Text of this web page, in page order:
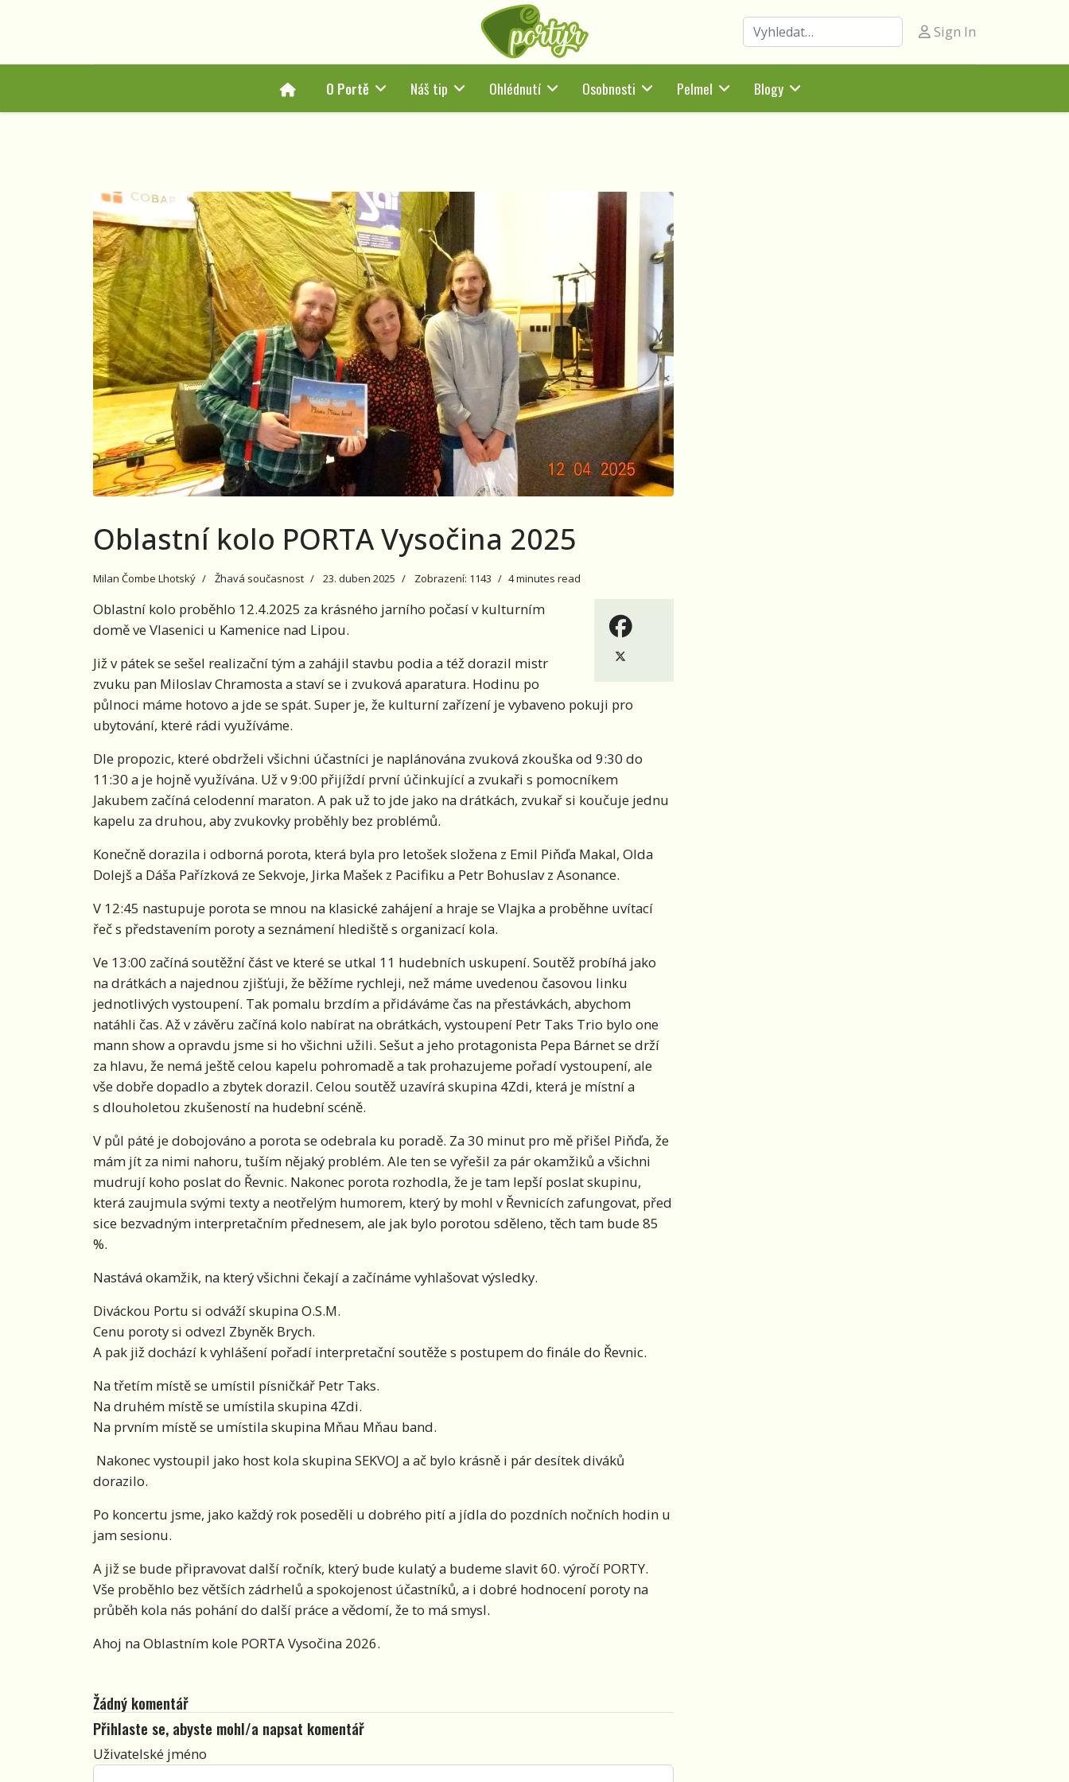
Hledat Sign In
HomeO Portě Náš tip Ohlédnutí Osobnosti Pelmel Blogy
Oblastní kolo PORTA Vysočina 2025
Milan Čombe Lhotský Žhavá současnost 23. duben 2025 Zobrazení: 1143 4 minutes read
Oblastní kolo proběhlo 12.4.2025 za krásného jarního počasí v kulturním
domě ve Vlasenici u Kamenice nad Lipou.
Již v pátek se sešel realizační tým a zahájil stavbu podia a též dorazil mistr
zvuku pan Miloslav Chramosta a staví se i zvuková aparatura. Hodinu po
půlnoci máme hotovo a jde se spát. Super je, že kulturní zařízení je vybaveno pokuji pro
ubytování, které rádi využíváme.
Dle propozic, které obdrželi všichni účastníci je naplánována zvuková zkouška od 9:30 do
11:30 a je hojně využívána. Už v 9:00 přijíždí první účinkující a zvukaři s pomocníkem
Jakubem začíná celodenní maraton. A pak už to jde jako na drátkách, zvukař si koučuje jednu
kapelu za druhou, aby zvukovky proběhly bez problémů.
Konečně dorazila i odborná porota, která byla pro letošek složena z Emil Piňďa Makal, Olda
Dolejš a Dáša Pařízková ze Sekvoje, Jirka Mašek z Pacifiku a Petr Bohuslav z Asonance.
V 12:45 nastupuje porota se mnou na klasické zahájení a hraje se Vlajka a proběhne uvítací
řeč s představením poroty a seznámení hlediště s organizací kola.
Ve 13:00 začíná soutěžní část ve které se utkal 11 hudebních uskupení. Soutěž probíhá jako
na drátkách a najednou zjišťuji, že běžíme rychleji, než máme uvedenou časovou linku
jednotlivých vystoupení. Tak pomalu brzdím a přidáváme čas na přestávkách, abychom
natáhli čas. Až v závěru začíná kolo nabírat na obrátkách, vystoupení Petr Taks Trio bylo one
mann show a opravdu jsme si ho všichni užili. Sešut a jeho protagonista Pepa Bárnet se drží
za hlavu, že nemá ještě celou kapelu pohromadě a tak prohazujeme pořadí vystoupení, ale
vše dobře dopadlo a zbytek dorazil. Celou soutěž uzavírá skupina 4Zdi, která je místní a
s dlouholetou zkušeností na hudební scéně.
V půl páté je dobojováno a porota se odebrala ku poradě. Za 30 minut pro mě přišel Piňďa, že
mám jít za nimi nahoru, tuším nějaký problém. Ale ten se vyřešil za pár okamžiků a všichni
mudrují koho poslat do Řevnic. Nakonec porota rozhodla, že je tam lepší poslat skupinu,
která zaujmula svými texty a neotřelým humorem, který by mohl v Řevnicích zafungovat, před
sice bezvadným interpretačním přednesem, ale jak bylo porotou sděleno, těch tam bude 85
%.
Nastává okamžik, na který všichni čekají a začínáme vyhlašovat výsledky.
Diváckou Portu si odváží skupina O.S.M.
Cenu poroty si odvezl Zbyněk Brych.
A pak již dochází k vyhlášení pořadí interpretační soutěže s postupem do finále do Řevnic.
Na třetím místě se umístil písničkář Petr Taks.
Na druhém místě se umístila skupina 4Zdi.
Na prvním místě se umístila skupina Mňau Mňau band.
Nakonec vystoupil jako host kola skupina SEKVOJ a ač bylo krásně i pár desítek diváků
dorazilo.
Po koncertu jsme, jako každý rok poseděli u dobrého pití a jídla do pozdních nočních hodin u
jam sesionu.
A již se bude připravovat další ročník, který bude kulatý a budeme slavit 60. výročí PORTY.
Vše proběhlo bez větších zádrhelů a spokojenost účastníků, a i dobré hodnocení poroty na
průběh kola nás pohání do další práce a vědomí, že to má smysl.
Ahoj na Oblastním kole PORTA Vysočina 2026.
Žádný komentář
Přihlaste se, abyste mohl/a napsat komentář
Uživatelské jméno